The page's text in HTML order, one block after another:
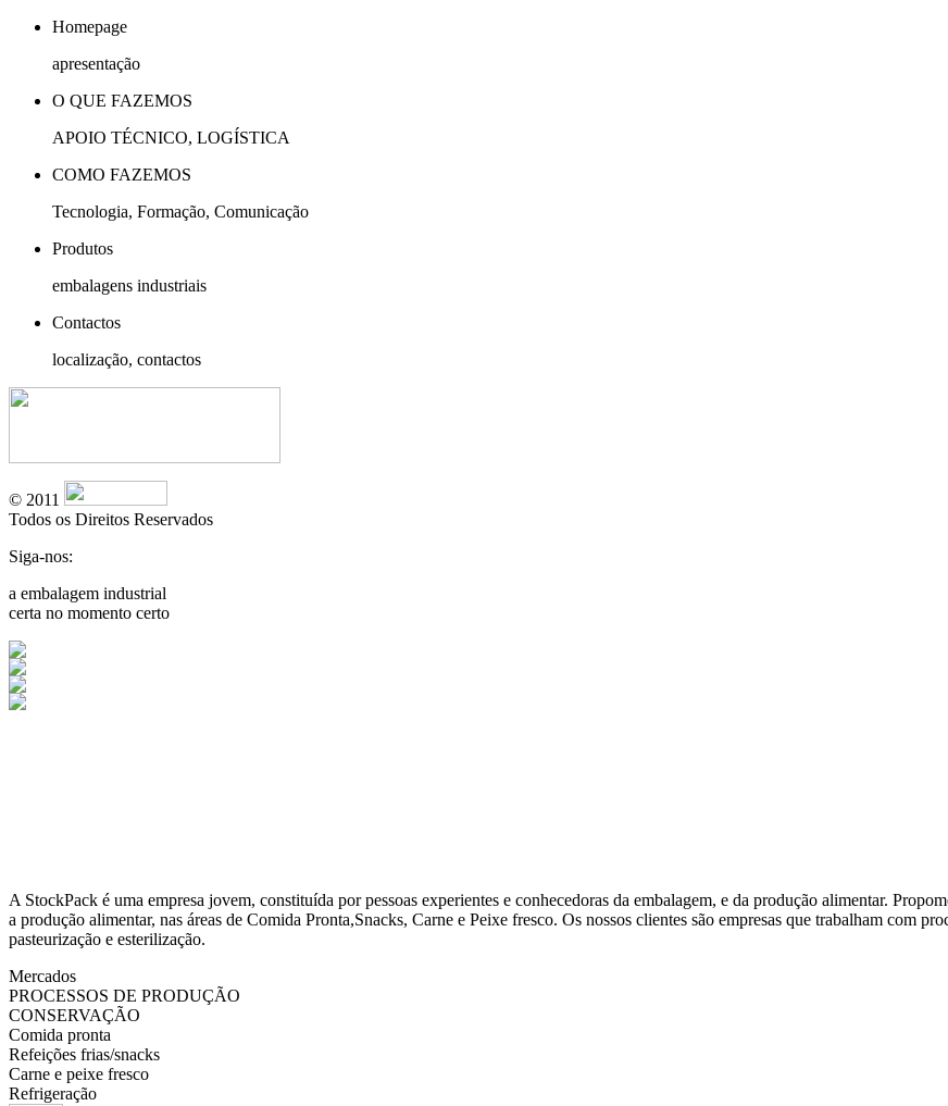
Homepage
apresentação
O QUE FAZEMOS
APOIO TÉCNICO, LOGÍSTICA
COMO FAZEMOS
Tecnologia, Formação, Comunicação
Produtos
embalagens industriais
Contactos
localização, contactos
© 2011
Todos os Direitos Reservados
Siga-nos:
a embalagem industrial
certa no momento certo
A StockPack é uma empresa jovem, constituída por pessoas experientes e conhecedoras da embalagem, e da produção alimentar.
a produção alimentar, nas áreas de Comida Pronta,Snacks, Carne e Peixe fresco. Os nossos clientes são empresas que trabalham com
pasteurização e esterilização.
Mercados
PROCESSOS DE PRODUÇÃO
CONSERVAÇÃO
Comida pronta
Refeições frias/snacks
Carne e peixe fresco
Refrigeração